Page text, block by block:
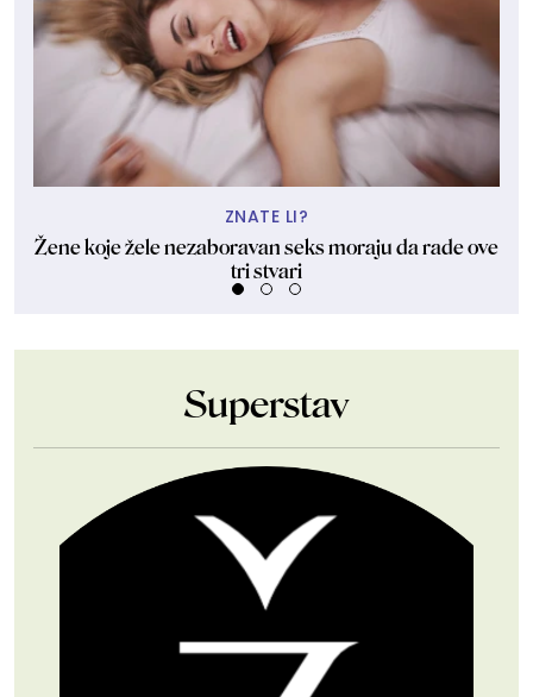
ZNATE LI?
Žene koje žele nezaboravan seks moraju da rade ove
tri stvari
Superstav